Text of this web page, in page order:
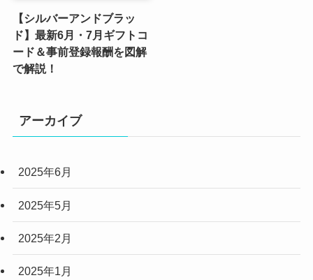
(5)
(2)
【シルバーアンドブラッ
ド】最新6月・7月ギフトコ
ード＆事前登録報酬を図解
で解説！
アーカイブ
2025年6月
2025年5月
2025年2月
2025年1月